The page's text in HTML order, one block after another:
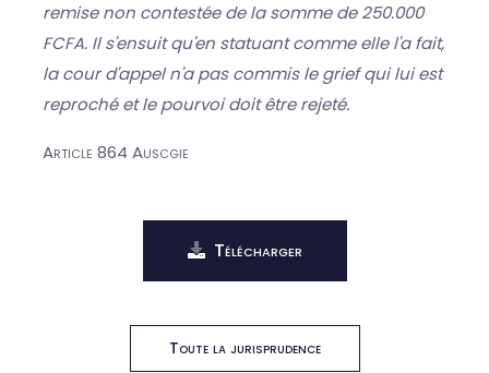
remise non contestée de la somme de 250.000
FCFA. Il s'ensuit qu'en statuant comme elle l'a fait,
la cour d'appel n'a pas commis le grief qui lui est
reproché et le pourvoi doit être rejeté.
Article 864 Auscgie
Télécharger
Toute la jurisprudence